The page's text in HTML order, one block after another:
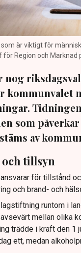
som är viktigt för
för Region och Marknad
nog
kommunvalet
som
av
tillsyn
för tillstånd
och brand- och
runtom i
mellan olika
trädde i kraft den 1
ett, medan